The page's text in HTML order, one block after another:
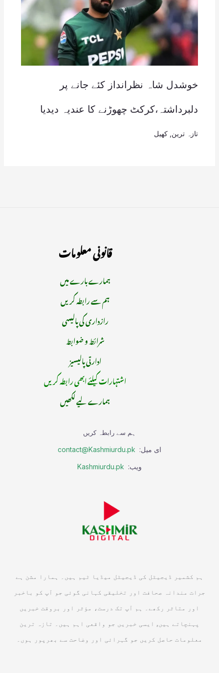
خوشدل شاہ نظرانداز کئے جانے پر
دلبرداشتہ،کرکٹ چھوڑنے کا عندیہ دیدیا
تازہ ترین کھیل
قانونی معلومات
ہمارے بارے میں
ہم سے رابطہ کریں
رازداری کی پالیسی
شرائط و ضوابط
ادارتی پالیسیز
اشتہارات کیلئے ابھی رابطہ کریں
ہمارے لیے لکھیں
ہم سے رابطہ کریں
ای میل: contact@Kashmiurdu.pk
ویب: Kashmiurdu.pk
ہم کشمیر ڈیجیٹل کی ڈیجیٹل میڈیا ٹیم ہیں۔ ہمارا مشن ہے
جرات مندانہ صحافت اور تخلیقی کہانی گوئی جو آپ کو باخبر
اور متاثر رکھے۔ ہم آپ تک درست، مؤثر اور بروقت خبریں
پہنچاتے ہیں, ایسی خبریں جو واقعی اہم ہیں۔ تازہ ترین
معلومات حاصل کریں جو گہرائی اور وضاحت سے بھرپور ہوں۔